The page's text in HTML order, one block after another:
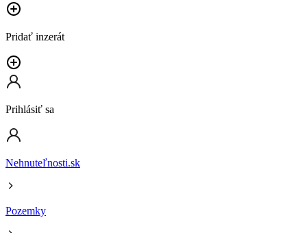
Pridať inzerát
Prihlásiť sa
Nehnuteľnosti.sk
Pozemky